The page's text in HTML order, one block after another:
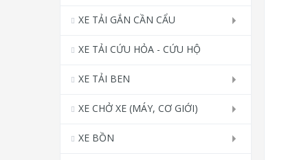
XE TẢI GẮN CẦN CẨU
XE TẢI CỨU HỎA - CỨU HỘ
XE TẢI BEN
XE CHỞ XE (MÁY, CƠ GIỚI)
XE BỒN